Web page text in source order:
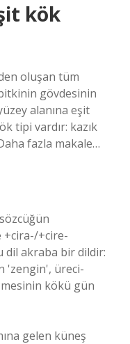
kök
oluşan tüm
gövdesinin
alanına eşit
tipi vardır: kazık
fazla makale…
+cira-/+cire-
dil akraba bir dildir:
'zengin', üreci-
kökü gün
gelen küneş